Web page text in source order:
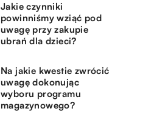
Jakie czynniki
powinniśmy wziąć pod
uwagę przy zakupie
ubrań dla dzieci?
Na jakie kwestie zwrócić
uwagę dokonując
wyboru programu
magazynowego?